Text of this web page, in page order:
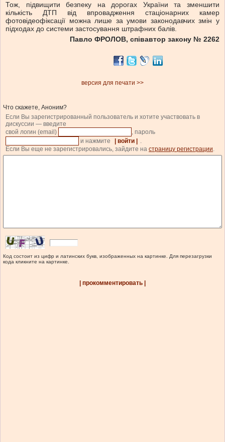
Тож, підвищити безпеку на дорогах України та зменшити
кількість ДТП від впровадження стаціонарних камер
фотовідеофіксації можна лише за умови законодавчих змін у
підходах до системи застосування штрафних балів.
Павло ФРОЛОВ, співавтор закону № 2262
версия для печати >>
Что скажете, Аноним?
Если Вы зарегистрированный пользователь и хотите участвовать в
дискуссии — введите
свой логин (email)
, пароль
и нажмите
| войти |
.
Если Вы еще не зарегистрировались, зайдите на страницу регистрации.
Код состоит из цифр и латинских букв, изображенных на картинке. Для перезагрузки
кода кликните на картинке.
| прокомментировать |